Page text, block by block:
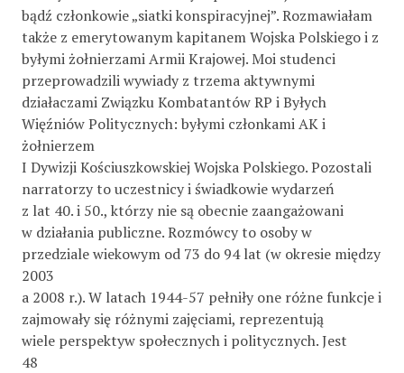
bądź członkowie „siatki konspiracyjnej”. Rozmawiałam
także z emerytowanym kapitanem Wojska Polskiego i z
byłymi żołnierzami Armii Krajowej. Moi studenci
przeprowadzili wywiady z trzema aktywnymi
działaczami Związku Kombatantów RP i Byłych
Więźniów Politycznych: byłymi członkami AK i
żołnierzem
I Dywizji Kościuszkowskiej Wojska Polskiego. Pozostali
narratorzy to uczestnicy i świadkowie wydarzeń
z lat 40. i 50., którzy nie są obecnie zaangażowani
w działania publiczne. Rozmówcy to osoby w
przedziale wiekowym od 73 do 94 lat (w okresie między
2003
a 2008 r.). W latach 1944-57 pełniły one różne funkcje i
zajmowały się różnymi zajęciami, reprezentują
wiele perspektyw społecznych i politycznych. Jest
48